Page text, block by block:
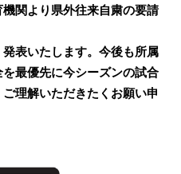
関より県外往来自粛の要請
表いたします。今後も所属
最優先に今シーズンの試合
理解いただきたくお願い申